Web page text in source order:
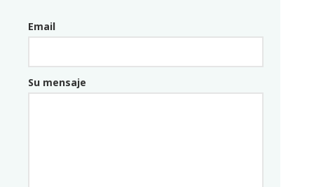
Email
Email_parceiro
Su mensaje